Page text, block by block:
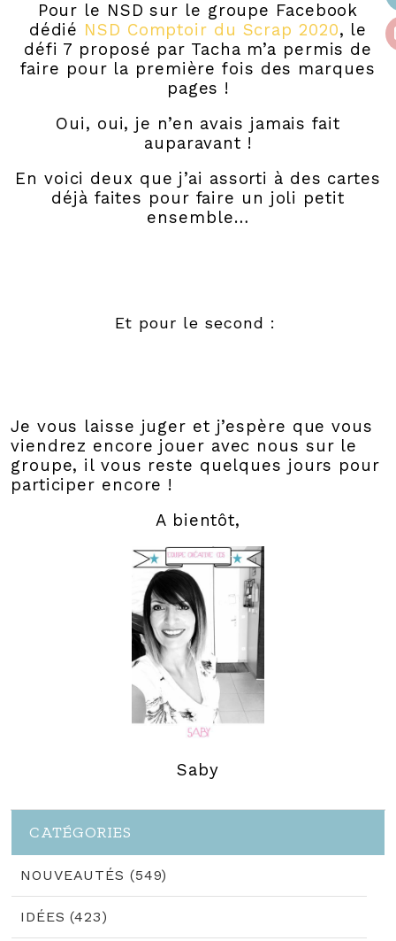
Pour le NSD sur le groupe Facebook
dédié NSD Comptoir du Scrap 2020, le
défi 7 proposé par Tacha m’a permis de
faire pour la première fois des marques
pages !
Oui, oui, je n’en avais jamais fait
auparavant !
En voici deux que j’ai assorti à des cartes
déjà faites pour faire un joli petit
ensemble…
Et pour le second :
Je vous laisse juger et j’espère que vous
viendrez encore jouer avec nous sur le
groupe, il vous reste quelques jours pour
participer encore !
A bientôt,
Saby
CATÉGORIES
NOUVEAUTÉS (549)
IDÉES (423)